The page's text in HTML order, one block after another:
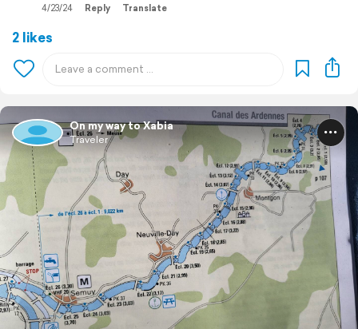
4/23/24 Reply Translate
2 likes
On my way to Xabia
Traveler